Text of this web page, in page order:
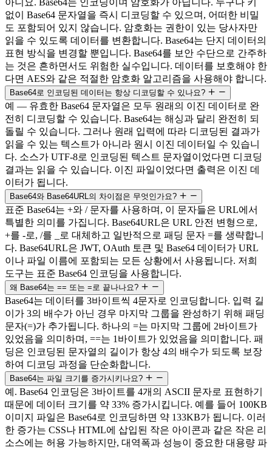
없이 Base64 문자열을 즉시 디코딩할 수 있으며, 어떠한 비밀
도 포함되어 있지 않습니다. 암호화는 권한이 있는 당사자만
읽을 수 있도록 데이터를 변환합니다. Base64는 단지 데이터의
표현 방식을 변경할 뿐입니다. Base64를 보안 수단으로 간주하
는 것은 흔하면서도 위험한 실수입니다. 데이터를 보호해야 한
다면 AES와 같은 적절한 암호화 알고리즘을 사용해야 합니다.
Base64로 인코딩된 데이터는 항상 디코딩할 수 있나요?
예 — 유효한 Base64 문자열은 모두 원래의 이진 데이터로 완
전히 디코딩할 수 있습니다. Base64는 해싱과 달리 완전히 되
돌릴 수 있습니다. 그러나 원래 입력에 따라 디코딩된 결과가
읽을 수 있는 텍스트가 아니라 원시 이진 데이터일 수 있습니
다. 소스가 UTF-8로 인코딩된 텍스트 문자열이었다면 디코딩
결과는 읽을 수 있습니다. 이진 파일이었다면 출력은 이진 데
이터가 됩니다.
Base64와 Base64URL의 차이점은 무엇인가요?
표준 Base64는 +와 / 문자를 사용하며, 이 문자들은 URL에서
특별한 의미를 가집니다. Base64URL은 URL 안전 변형으로,
+를 -로, /를 _로 대체하고 일반적으로 패딩 문자 =를 생략합니
다. Base64URL은 JWT, OAuth 토큰 및 Base64 데이터가 URL
이나 파일 이름에 포함되는 모든 상황에서 사용됩니다. 저희
도구는 표준 Base64 인코딩을 사용합니다.
왜 Base64는 == 또는 =로 끝나나요?
Base64는 데이터를 3바이트씩 4문자로 인코딩합니다. 입력 길
이가 3의 배수가 아닌 경우 마지막 그룹을 완성하기 위해 패딩
문자(=)가 추가됩니다. 하나의 =는 마지막 그룹에 2바이트가
있었음을 의미하며, ==는 1바이트가 있었음을 의미합니다. 패
딩은 인코딩된 문자열의 길이가 항상 4의 배수가 되도록 보장
하여 디코딩 과정을 단순화합니다.
Base64는 파일 크기를 증가시키나요?
예. Base64 인코딩은 3바이트를 4개의 ASCII 문자로 표현하기
때문에 데이터 크기를 약 33% 증가시킵니다. 예를 들어 100KB
이미지 파일은 Base64로 인코딩하면 약 133KB가 됩니다. 이러
한 증가는 CSS나 HTML에 삽입된 작은 아이콘과 같은 작은 리
소스에는 허용 가능하지만, 대역폭과 성능이 중요한 대용량 파